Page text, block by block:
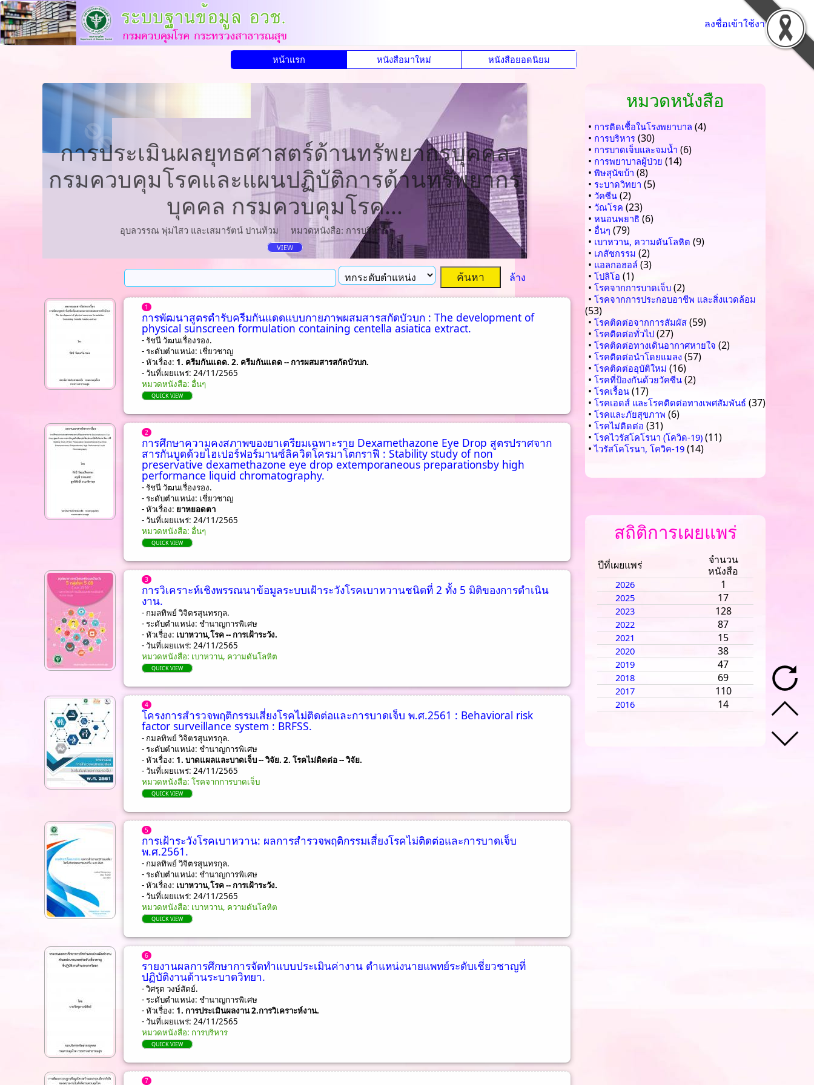
ลงชื่อเข้าใช้งาน
หน้าแรก หนังสือมาใหม่ หนังสือยอดนิยม
การประเมินผลยุทธศาสตร์ด้านทรัพยากรบุคคล
กรมควบคุมโรคและแผนปฏิบัติการด้านทรัพยากร
บุคคล กรมควบคุมโรค...
อุบลวรรณ พุ่มไสว และเสมารัตน์ ปานท้วม หมวดหนังสือ: การบริหาร
VIEW
ล้าง
1
การพัฒนาสูตรตำรับครีมกันแดดแบบกายภาพผสมสารสกัดบัวบก : The development of
physical sunscreen formulation containing centella asiatica extract.
- รัชนี วัฒนเรื่องรอง.
- ระดับตำแหน่ง: เชี่ยวชาญ
- หัวเรื่อง: 1. ครีมกันแดด. 2. ครีมกันแดด -- การผสมสารสกัดบัวบก.
- วันที่เผยแพร่: 24/11/2565
หมวดหนังสือ: อื่นๆ
QUICK VIEW
2
การศึกษาความคงสภาพของยาเตรียมเฉพาะราย Dexamethazone Eye Drop สูตรปราศจาก
สารกันบูดด้วยไฮเปอร์ฟอร์มานซ์ลิควิดโครมาโตกราฟี : Stability study of non
preservative dexamethazone eye drop extemporaneous preparationsby high
performance liquid chromatography.
- รัชนี วัฒนเรื่องรอง.
- ระดับตำแหน่ง: เชี่ยวชาญ
- หัวเรื่อง: ยาหยอดตา
- วันที่เผยแพร่: 24/11/2565
หมวดหนังสือ: อื่นๆ
QUICK VIEW
3
การวิเคราะห์เชิงพรรณนาข้อมูลระบบเฝ้าระวังโรคเบาหวานชนิดที่ 2 ทั้ง 5 มิติของการดำเนิน
งาน.
- กมลทิพย์ วิจิตรสุนทรกุล.
- ระดับตำแหน่ง: ชํานาญการพิเศษ
- หัวเรื่อง: เบาหวาน,โรค -- การเฝ้าระวัง.
- วันที่เผยแพร่: 24/11/2565
หมวดหนังสือ: เบาหวาน, ความดันโลหิต
QUICK VIEW
4
โครงการสำรวจพฤติกรรมเสี่ยงโรคไม่ติดต่อและการบาดเจ็บ พ.ศ.2561 : Behavioral risk
factor surveillance system : BRFSS.
- กมลทิพย์ วิจิตรสุนทรกุล.
- ระดับตำแหน่ง: ชํานาญการพิเศษ
- หัวเรื่อง: 1. บาดแผลและบาดเจ็บ -- วิจัย. 2. โรคไม่ติดต่อ -- วิจัย.
- วันที่เผยแพร่: 24/11/2565
หมวดหนังสือ: โรคจากการบาดเจ็บ
QUICK VIEW
5
การเฝ้าระวังโรคเบาหวาน: ผลการสำรวจพฤติกรรมเสี่ยงโรคไม่ติดต่อและการบาดเจ็บ
พ.ศ.2561.
- กมลทิพย์ วิจิตรสุนทรกุล.
- ระดับตำแหน่ง: ชํานาญการพิเศษ
- หัวเรื่อง: เบาหวาน,โรค -- การเฝ้าระวัง.
- วันที่เผยแพร่: 24/11/2565
หมวดหนังสือ: เบาหวาน, ความดันโลหิต
QUICK VIEW
6
รายงานผลการศึกษาการจัดทำแบบประเมินค่างาน ตำแหน่งนายแพทย์ระดับเชี่ยวชาญที่
ปฏิบัติงานด้านระบาดวิทยา.
- วิศรุต วงษ์สัตย์.
- ระดับตำแหน่ง: ชํานาญการพิเศษ
- หัวเรื่อง: 1. การประเมินผลงาน 2.การวิเคราะห์งาน.
- วันที่เผยแพร่: 24/11/2565
หมวดหนังสือ: การบริหาร
QUICK VIEW
7
หมวดหนังสือ
• การติดเชื้อในโรงพยาบาล (4)
• การบริหาร (30)
• การบาดเจ็บและจมน้ำ (6)
• การพยาบาลผู้ป่วย (14)
• พิษสุนัขบ้า (8)
• ระบาดวิทยา (5)
• วัคซีน (2)
• วัณโรค (23)
• หนอนพยาธิ (6)
• อื่นๆ (79)
• เบาหวาน, ความดันโลหิต (9)
• เภสัชกรรม (2)
• แอลกอฮอล์ (3)
• โปลิโอ (1)
• โรคจากการบาดเจ็บ (2)
• โรคจากการประกอบอาชีพ และสิ่งแวดล้อม
(53)
• โรคติดต่อจากการสัมผัส (59)
• โรคติดต่อทั่วไป (27)
• โรคติดต่อทางเดินอากาศหายใจ (2)
• โรคติดต่อนำโดยแมลง (57)
• โรคติดต่ออุบัติใหม่ (16)
• โรคที่ป้องกันด้วยวัคซีน (2)
• โรคเรื้อน (17)
• โรคเอดส์ และโรคติดต่อทางเพศสัมพันธ์ (37)
• โรคและภัยสุขภาพ (6)
• โรคไม่ติดต่อ (31)
• โรคไวรัสโคโรนา (โควิด-19) (11)
•ไวรัสโคโรนา, โควิค-19 (14)
สถิติการเผยแพร่
ปีที่เผยแพร่
จำนวน
หนังสือ
2026 1
2025 17
2023 128
2022 87
2021 15
2020 38
2019 47
2018 69
2017 110
2016 14